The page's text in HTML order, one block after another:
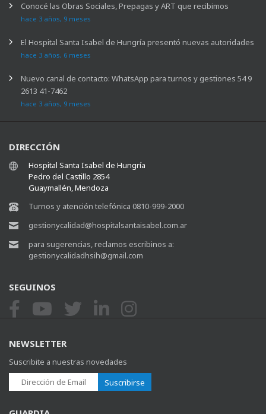
Conocé las Obras Sociales, Prepagas y ART que recibimos
hace 3 años, 9 meses
El Hospital Santa Isabel de Hungría presentó nuevas autoridades
hace 3 años, 6 meses
Nuevo canal de contacto: WhatsApp para turnos y gestiones 54 9
2613 41-7462
hace 3 años, 9 meses
DIRECCIÓN
Hospital Santa Isabel de Hungría
Pedro del Castillo 2854
Guaymallén, Mendoza
Turnos y atención telefónica 0810-999-2000
gestionycalidad@hospitalsantaisabel.com.ar
para sugerencias, reclamos escribinos a:
gestionycalidadhsih@gmail.com
SEGUINOS
NEWSLETTER
Suscribite a nuestras novedades
Suscribirse